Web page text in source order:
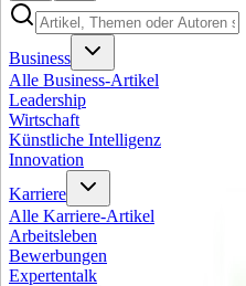
Business
Alle Business-Artikel
Leadership
Wirtschaft
Künstliche Intelligenz
Innovation
Karriere
Alle Karriere-Artikel
Arbeitsleben
Bewerbungen
Expertentalk